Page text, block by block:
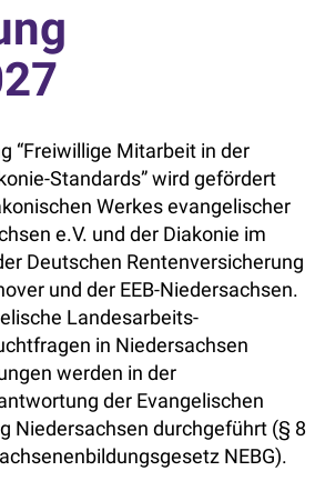
“Freiwillige Mitarbeit in der
Standards” wird gefördert
Werkes evangelischer
e.V. und der Diakonie im
Deutschen Rentenversicherung
und der EEB-Niedersachsen.
Landesarbeits-
in Niedersachsen
werden in der
der Evangelischen
Niedersachsen durchgeführt (§ 8
NEBG).